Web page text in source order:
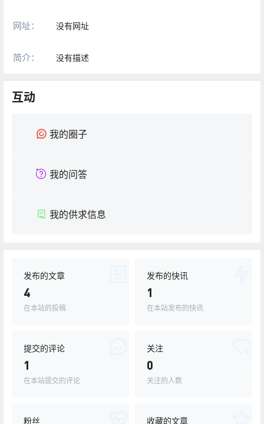
网址： 没有网址
简介： 没有描述
互动
我的圈子
我的问答
我的供求信息
发布的文章
4
在本站的投稿
发布的快讯
1
在本站发布的快讯
提交的评论
1
在本站提交的评论
关注
0
关注的人数
粉丝 收藏的文章